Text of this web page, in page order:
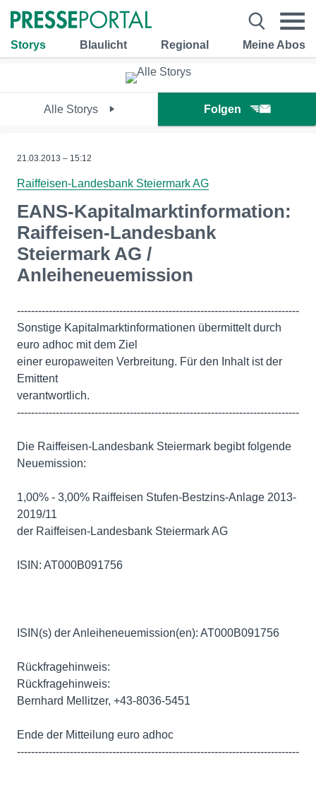
Storys Blaulicht Regional Meine Abos
Alle Storys Folgen
21.03.2013 – 15:12
Raiffeisen-Landesbank Steiermark AG
EANS-Kapitalmarktinformation:
Raiffeisen-Landesbank
Steiermark AG /
Anleiheneuemission
--------------------------------------------------------------------------------
Sonstige Kapitalmarktinformationen übermittelt durch
euro adhoc mit dem Ziel
einer europaweiten Verbreitung. Für den Inhalt ist der
Emittent
verantwortlich.
--------------------------------------------------------------------------------
Die Raiffeisen-Landesbank Steiermark begibt folgende
Neuemission:
1,00% - 3,00% Raiffeisen Stufen-Bestzins-Anlage 2013-
2019/11
der Raiffeisen-Landesbank Steiermark AG
ISIN: AT000B091756
ISIN(s) der Anleiheneuemission(en): AT000B091756
Rückfragehinweis:
Rückfragehinweis:
Bernhard Mellitzer, +43-8036-5451
Ende der Mitteilung euro adhoc
--------------------------------------------------------------------------------